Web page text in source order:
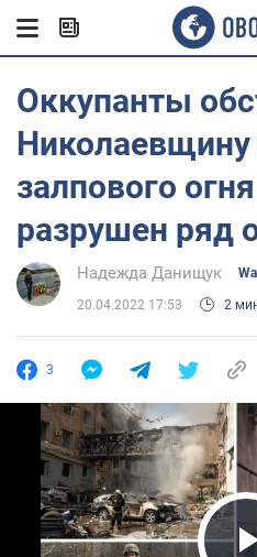
Оккупанты
Николаевщину
залпового
разрушен ряд
Надежда Данищук
20.04.2022 17:53 2
3